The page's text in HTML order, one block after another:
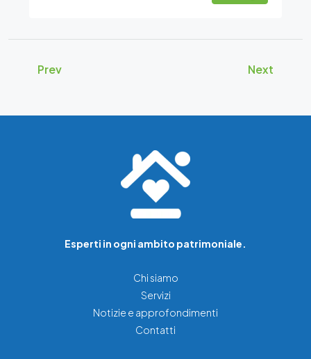
Prev Next
Esperti in ogni ambito patrimoniale.
Chi siamo
Servizi
Notizie e approfondimenti
Contatti